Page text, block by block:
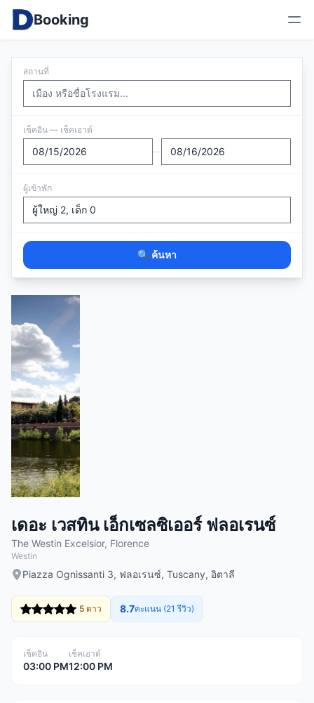
Booking
สถานที่
เช็คอิน — เช็คเอาต์
—
ผู้เข้าพัก
🔍 ค้นหา
เดอะ เวสทิน เอ็กเซลซิเออร์ ฟลอเรนซ์
The Westin Excelsior, Florence
Westin
Piazza Ognissanti 3, ฟลอเรนซ์, Tuscany, อิตาลี
5 ดาว 8.7คะแนน (21 รีวิว)
เช็คอิน
03:00 PM
เช็คเอาต์
12:00 PM